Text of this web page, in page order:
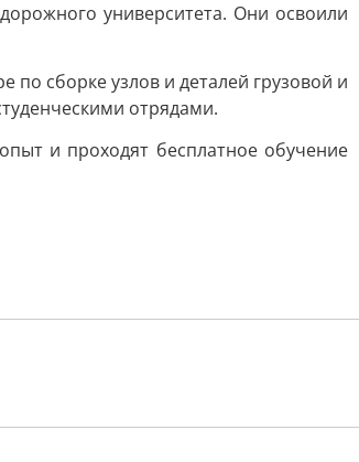
университета. Они освоили
сборке узлов и деталей грузовой и
отрядами.
и проходят бесплатное обучение